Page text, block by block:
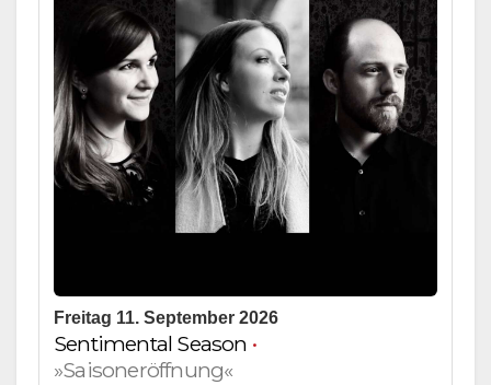
Freitag 11. September 2026
Sentimental Season •
»Saisoneröffnung«